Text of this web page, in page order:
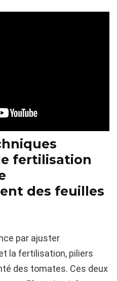
fertilisation
des feuilles
par ajuster
la fertilisation, piliers
des tomates. Ces deux